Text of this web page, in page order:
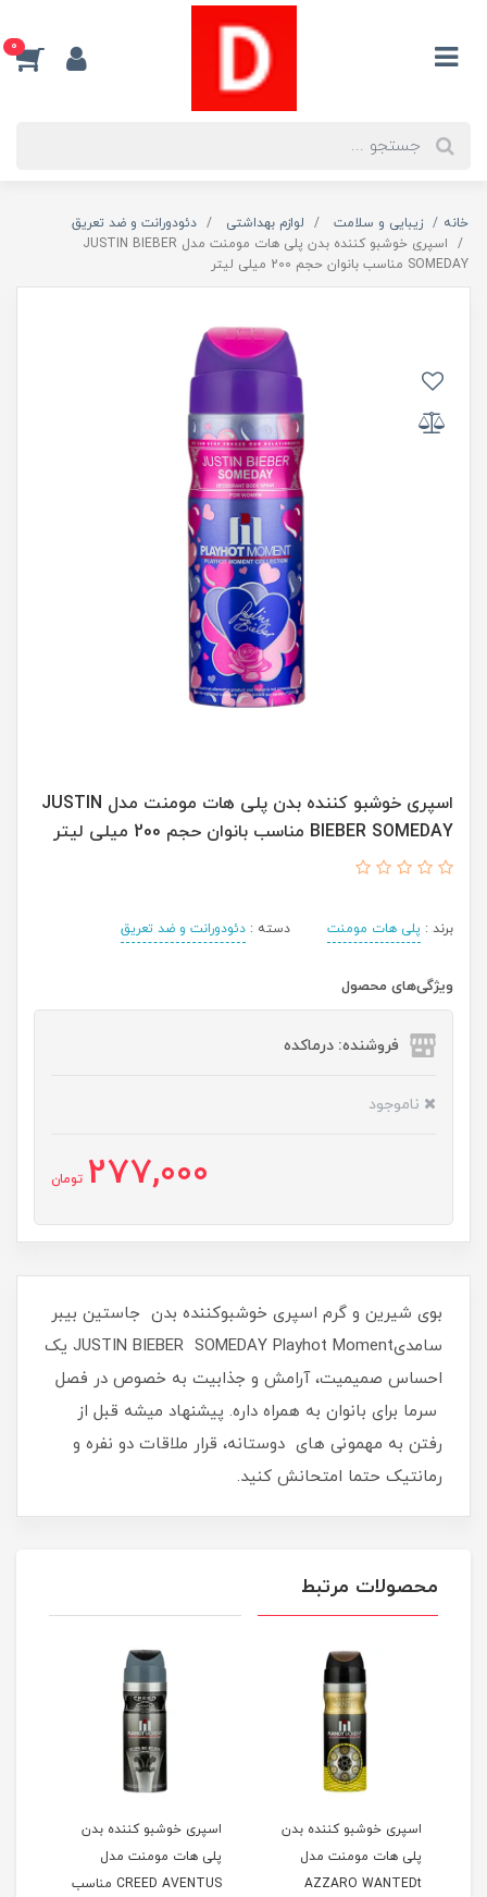
0
خانه زیبایی و سلامت لوازم بهداشتی
دئودورانت و ضد تعریق
اسپری خوشبو کننده بدن پلی هات مومنت مدل JUSTIN BIEBER
SOMEDAY مناسب بانوان حجم 200 میلی لیتر
اسپری خوشبو کننده بدن پلی هات مومنت مدل JUSTIN
BIEBER SOMEDAY مناسب بانوان حجم 200 میلی لیتر
برند : پلی هات مومنت دسته : دئودورانت و ضد تعریق
ویژگی‌های محصول
فروشنده: درماکده
ناموجود
277,000 تومان
بوی شیرین و گرم اسپری خوشبوکننده بدن جاستین بیبر
سامدیJUSTIN BIEBER SOMEDAY Playhot Moment یک
احساس صمیمیت، آرامش و جذابیت به خصوص در فصل
سرما برای بانوان به همراه داره. پیشنهاد میشه قبل از
رفتن به مهمونی های دوستانه، قرار ملاقات دو نفره و
رمانتیک حتما امتحانش کنید.
محصولات مرتبط
اسپری خوشبو کننده بدن
پلی هات مومنت مدل
AZZARO WANTEDt
اسپری خوشبو کننده بدن
پلی هات مومنت مدل
CREED AVENTUS مناسب